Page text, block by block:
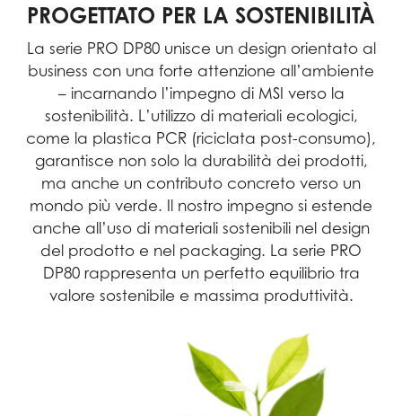
PROGETTATO PER LA SOSTENIBILITÀ
La serie PRO DP80 unisce un design orientato al
business con una forte attenzione all’ambiente
– incarnando l’impegno di MSI verso la
sostenibilità. L’utilizzo di materiali ecologici,
come la plastica PCR (riciclata post-consumo),
garantisce non solo la durabilità dei prodotti,
ma anche un contributo concreto verso un
mondo più verde. Il nostro impegno si estende
anche all’uso di materiali sostenibili nel design
del prodotto e nel packaging. La serie PRO
DP80 rappresenta un perfetto equilibrio tra
valore sostenibile e massima produttività.